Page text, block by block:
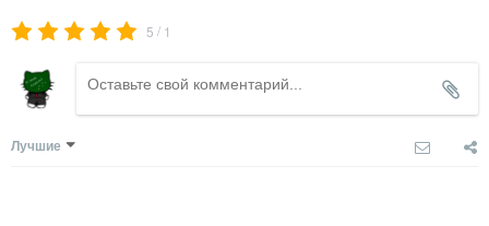
5 / 1
Лучшие